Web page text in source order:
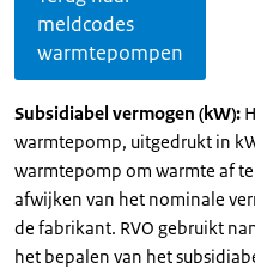
meldcodes
warmtepompen
Subsidiabel vermogen (kW):
warmtepomp, uitgedrukt in
warmtepomp om warmte af
afwijken van het nominale
de fabrikant. RVO gebruikt
het bepalen van het